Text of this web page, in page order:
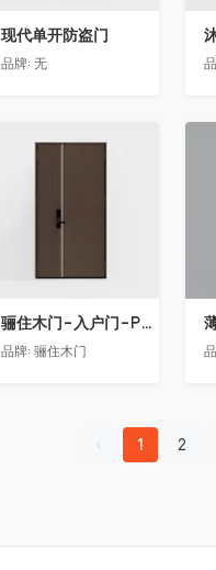
现代单开防盗门
品牌: 无
收藏
骊住木门-入户门-P03子母门-G黑茶色(喷漆)-外开
品牌: 骊住木门
1 2